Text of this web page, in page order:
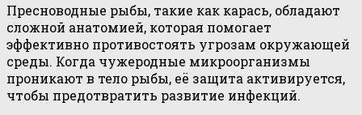
Пресноводные рыбы, такие как карась, обладают
сложной анатомией, которая помогает
эффективно противостоять угрозам окружающей
среды. Когда чужеродные микроорганизмы
проникают в тело рыбы, её защита активируется,
чтобы предотвратить развитие инфекций.